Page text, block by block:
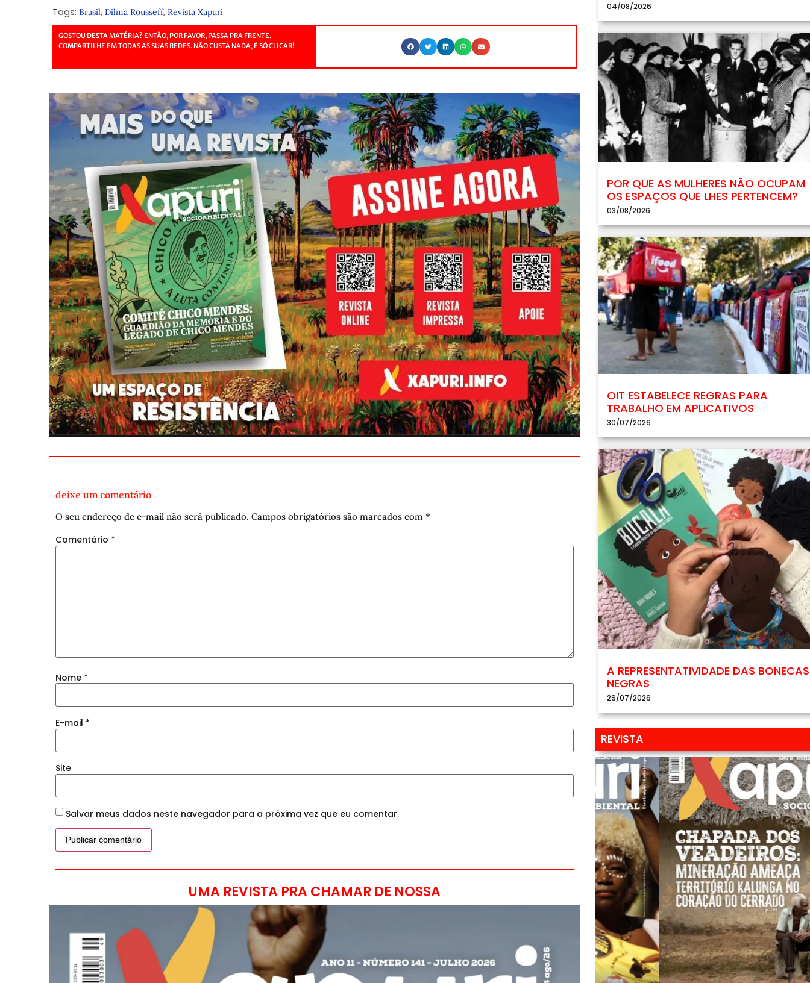
Tags: Brasil, Dilma Rousseff, Revista Xapuri
GOSTOU DESTA MATÉRIA? ENTÃO, POR FAVOR, PASSA PRA FRENTE.
COMPARTILHE EM TODAS AS SUAS REDES. NÃO CUSTA NADA, É SÓ CLICAR!
deixe um comentário
O seu endereço de e-mail não será publicado. Campos obrigatórios são marcados com *
Comentário *
Nome *
E-mail *
Site
Salvar meus dados neste navegador para a próxima vez que eu comentar.
UMA REVISTA PRA CHAMAR DE NOSSA
04/08/2026
POR QUE AS MULHERES NÃO OCUPAM
OS ESPAÇOS QUE LHES PERTENCEM?
03/08/2026
OIT ESTABELECE REGRAS PARA
TRABALHO EM APLICATIVOS
30/07/2026
A REPRESENTATIVIDADE DAS BONECAS
NEGRAS
29/07/2026
REVISTA